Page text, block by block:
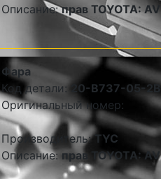
Описание:прав TOYOTA:
Фара
Код детали:
20-B737-05-2B
Оригинальный номер:
Производитель:TYC
Описание: прав TOYOTA: